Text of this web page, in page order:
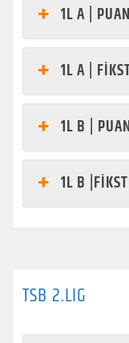
1L A |
1L A |
1L B |
1L B
TSB 2.LIG